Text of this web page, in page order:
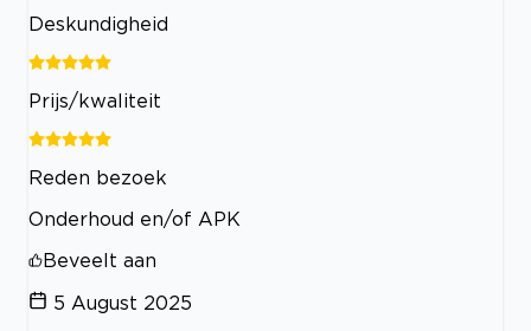
Deskundigheid
Prijs/kwaliteit
Reden bezoek
Onderhoud en/of APK
Beveelt aan
5 August 2025